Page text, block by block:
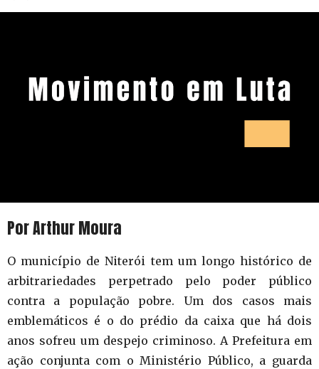
PorArthur Moura
O município de Niterói tem um longo histórico de
arbitrariedades perpetrado pelo poder público
contra a população pobre. Um dos casos mais
emblemáticos é o do prédio da caixa que há dois
anos sofreu um despejo criminoso. A Prefeitura em
ação conjunta com o Ministério Público, a guarda